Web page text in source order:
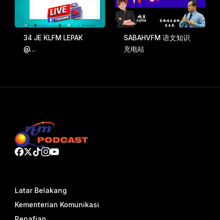
34 JE KLFM LEPAK
@…
SABAHVFM 语文知识
充电站
Latar Belakang
Kementerian Komunikasi